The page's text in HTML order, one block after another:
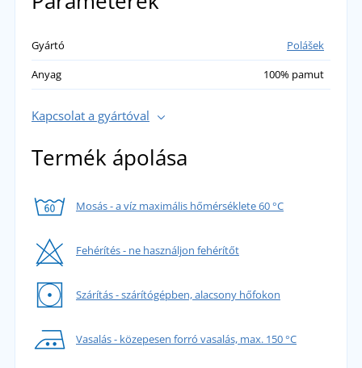
Gyártó
Polášek
Anyag
100% pamut
Kapcsolat a gyártóval
Termék ápolása
Mosás - a víz maximális hőmérséklete 60 °C
Fehérítés - ne használjon fehérítőt
Szárítás - szárítógépben, alacsony hőfokon
Vasalás - közepesen forró vasalás, max. 150 °C